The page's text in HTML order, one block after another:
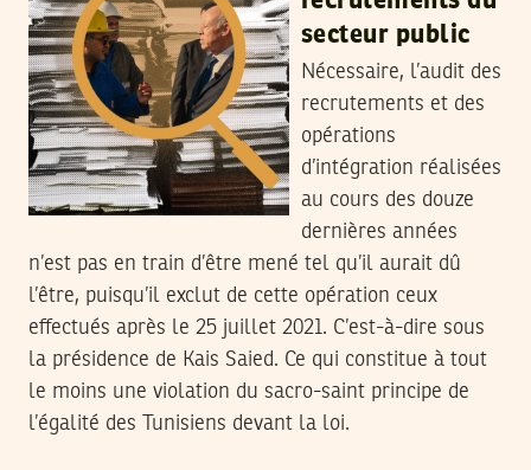
secteur public
Nécessaire, l’audit des
recrutements et des
opérations
d’intégration réalisées
au cours des douze
dernières années
n’est pas en train d’être mené tel qu’il aurait dû
l’être, puisqu’il exclut de cette opération ceux
effectués après le 25 juillet 2021. C’est-à-dire sous
la présidence de Kais Saied. Ce qui constitue à tout
le moins une violation du sacro-saint principe de
l’égalité des Tunisiens devant la loi.